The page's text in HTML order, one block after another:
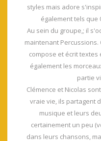
styles mais adore
également tels que
Au sein du groupe,; il
maintenant Percussions.
compose et écrit textes
également les
partie
Clémence et Nicolas
vraie vie, ils partagent
musique et leurs
certainement un peu
dans leurs chansons,